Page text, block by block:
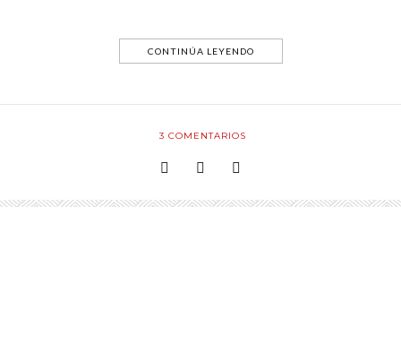
CONTINÚA LEYENDO
3 COMENTARIOS